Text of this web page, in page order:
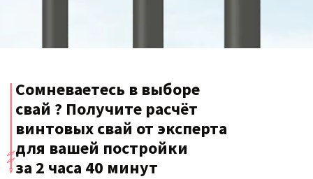
Сомневаетесь в выборе
свай ? Получите расчёт
винтовых свай от эксперта
для вашей постройки
за 2 часа 40 минут